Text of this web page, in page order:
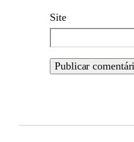
Site